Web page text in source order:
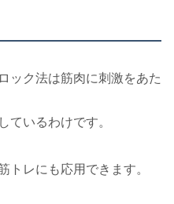
ック法は筋肉に刺激をあた
ているわけです。
トレにも応用できます。